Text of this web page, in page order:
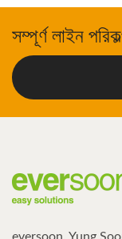
সম্পূর্ণ লাইন